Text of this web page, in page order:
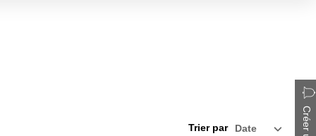
Trier par